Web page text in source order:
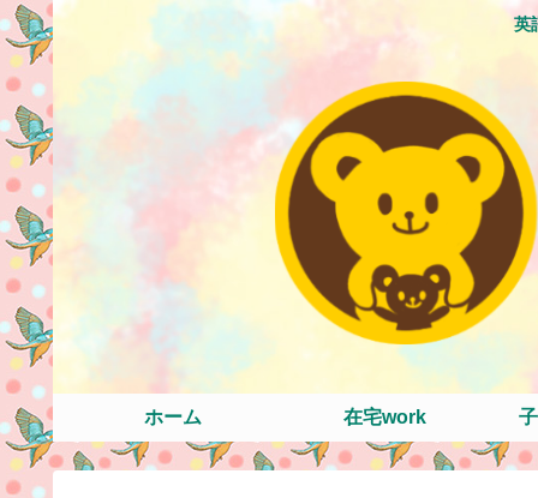
英
ホーム 在宅work